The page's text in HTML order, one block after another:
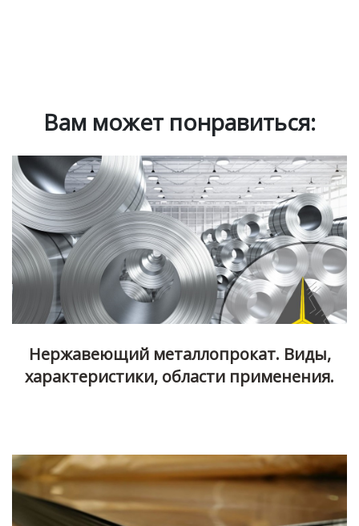
Вам может понравиться:
Нержавеющий металлопрокат. Виды,
характеристики, области применения.